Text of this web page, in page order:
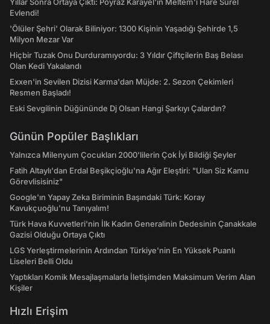
Evlendi!
'Ölüler Şehri' Olarak Biliniyor: 1300 Kişinin Yaşadığı Şehirde 1,5
Milyon Mezar Var
Hiçbir Tuzak Onu Durduramıyordu: 3 Yıldır Çiftçilerin Baş Belası
Olan Kedi Yakalandı
Exxen'in Sevilen Dizisi Karma'dan Müjde: 2. Sezon Çekimleri
Resmen Başladı!
Eski Sevgilinin Düğününde Dj Olsan Hangi Şarkıyı Çalardın?
Günün Popüler Başlıkları
Yalnızca Milenyum Çocukları 2000'lilerin Çok İyi Bildiği Şeyler
Fatih Altaylı'dan Erdal Beşikçioğlu'na Ağır Eleştiri: "Ulan Siz Kamu
Görevlisisiniz"
Google'ın Yapay Zeka Biriminin Başındaki Türk: Koray
Kavukçuoğlu'nu Tanıyalım!
Türk Hava Kuvvetleri'nin İlk Kadın Generalinin Dedesinin Çanakkale
Gazisi Olduğu Ortaya Çıktı
LGS Yerleştirmelerinin Ardından Türkiye'nin En Yüksek Puanlı
Liseleri Belli Oldu
Yaptıkları Komik Mesajlaşmalarla İletişimden Maksimum Verim Alan
Kişiler
Hızlı Erişim